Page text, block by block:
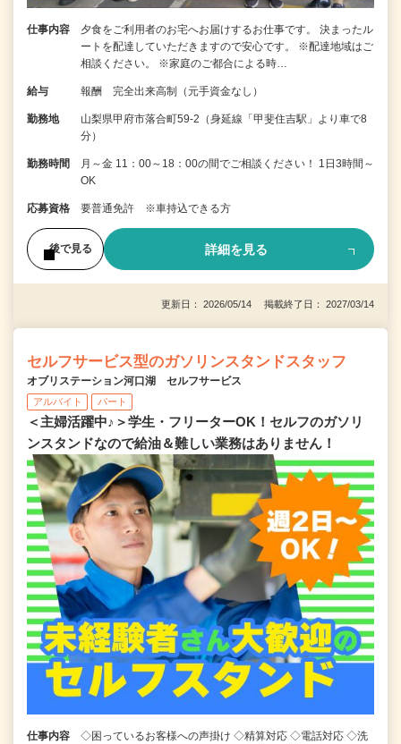
仕事内容
夕食をご利用者のお宅へお届けするお仕事です。 決まったル
ートを配達していただきますので安心です。 ※配達地域はご
相談ください。 ※家庭のご都合による時…
給与 報酬 完全出来高制（元手資金なし）
勤務地
山梨県甲府市落合町59-2（身延線「甲斐住吉駅」より車で8
分）
勤務時間
月～金 11：00～18：00の間でご相談ください！ 1日3時間～
OK
応募資格 要普通免許 ※車持込できる方
後で見る 詳細を見る
更新日： 2026/05/14 掲載終了日： 2027/03/14
セルフサービス型のガソリンスタンドスタッフ
オブリステーション河口湖 セルフサービス
アルバイト パート
＜主婦活躍中♪＞学生・フリーターOK！セルフのガソリ
ンスタンドなので給油＆難しい業務はありません！
仕事内容
◇困っているお客様への声掛け ◇精算対応 ◇電話対応 ◇洗